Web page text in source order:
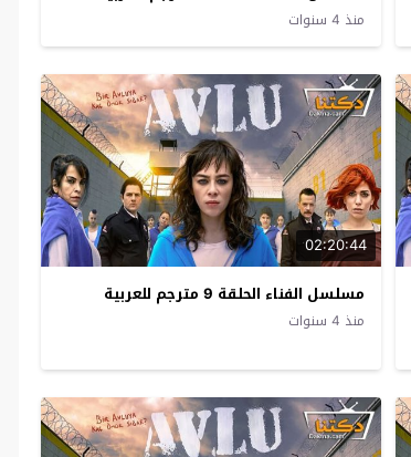
منذ 4 سنوات
02:20:44
مسلسل الفناء الحلقة 9 مترجم للعربية
منذ 4 سنوات